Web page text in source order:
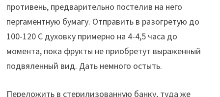
противень, предварительно постелив на него
пергаментную бумагу. Отправить в разогретую до
100-120 С духовку примерно на 4-4,5 часа до
момента, пока фрукты не приобретут выраженный
подвяленный вид. Дать немного остыть.
Переложить в стерилизованную банку, туда же